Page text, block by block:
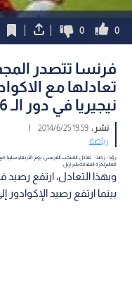
0
0
فرنسا تتصدر
تعادلها مع
نيجيريا في دور الـ 16
نشر :19:59 2014/6/25
|
رياضة
رؤيا - رصد - تعادل المنتخب الفرنسي، يوم الأربعاء،
العالم لكرة المقامة بالبرازيل.
بينما ارتفع رصيد الإكوادور إلى 4 نقاط في المركز